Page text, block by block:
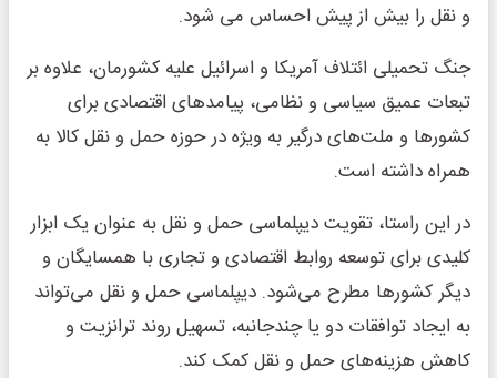
و نقل را بیش از پیش احساس می ‌شود.
جنگ تحمیلی ائتلاف آمریکا و اسرائیل علیه کشورمان، علاوه بر
تبعات عمیق سیاسی و نظامی، پیامدهای اقتصادی برای
کشورها و ملت‌های درگیر به ویژه در حوزه حمل و نقل کالا به
همراه داشته است.
در این راستا، تقویت دیپلماسی حمل و نقل به عنوان یک ابزار
کلیدی برای توسعه روابط اقتصادی و تجاری با همسایگان و
دیگر کشورها مطرح می‌شود. دیپلماسی حمل و نقل می‌تواند
به ایجاد توافقات دو یا چندجانبه، تسهیل روند ترانزیت و
کاهش هزینه‌های حمل و نقل کمک کند.